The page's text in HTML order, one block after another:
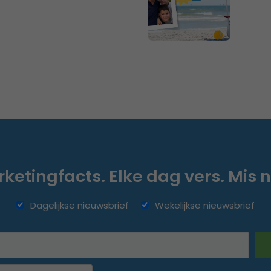
Elke dag vers. Mis
Dagelijkse nieuwsbrief Wekelijkse nieuwsbrief